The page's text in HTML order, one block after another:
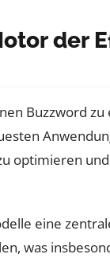
der
Buzzword
optimieren
eine
was